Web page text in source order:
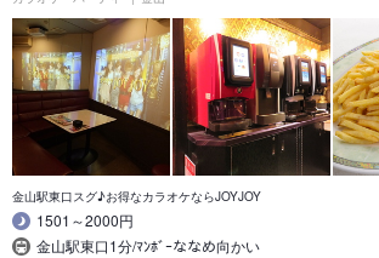
金山駅東口スグ♪お得なカラオケならJOYJOY
1501～2000円
金山駅東口1分/ﾏﾝﾎﾞｰななめ向かい